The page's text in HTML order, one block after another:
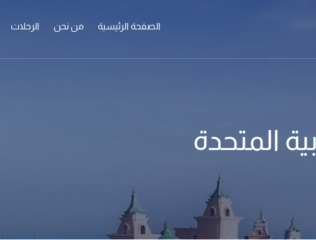
الصفحة الرئيسية من نحن الرحلات
المتحدة